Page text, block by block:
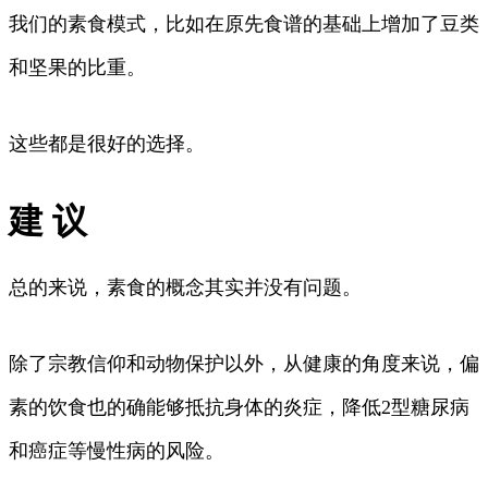
我们的素食模式，比如在原先食谱的基础上增加了豆类
和坚果的比重。
这些都是很好的选择。
建 议
总的来说，素食的概念其实并没有问题。
除了宗教信仰和动物保护以外，从健康的角度来说，偏
素的饮食也的确能够抵抗身体的炎症，降低2型糖尿病
和癌症等慢性病的风险。